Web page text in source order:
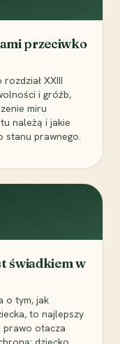
przeciwko
XXIII
i gróźb,
miru
należą i jakie
stanu prawnego.
świadkiem w
o tym, jak
to najlepszy
prawo otacza